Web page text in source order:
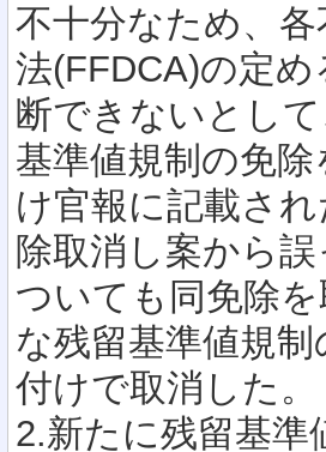
不十分なため、
法(FFDCA)の定
断できないとし
基準値規制の免
け官報に記載さ
除取消し案から
ついても同免除
な残留基準値規
付けで取消した。
2.新たに残留基準